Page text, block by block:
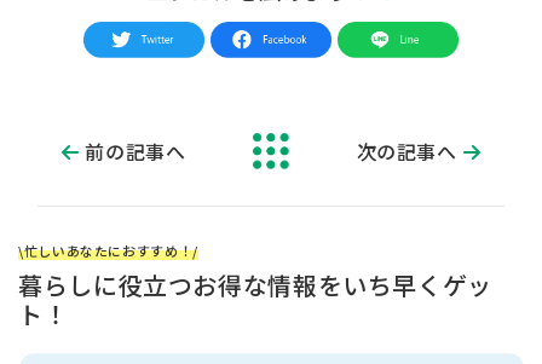
前の記事へ 次の記事へ
\忙しいあなたにおすすめ！/
暮らしに役立つお得な情報をいち早くゲッ
ト！